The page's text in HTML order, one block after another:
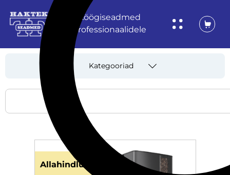
Köögiseadmed
professionaalidele
Kategooriad
Allahindlus!